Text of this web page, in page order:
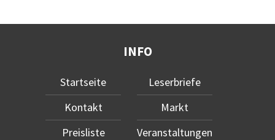
INFO
Startseite
Kontakt
Preisliste
Leserbriefe
Markt
Veranstaltungen